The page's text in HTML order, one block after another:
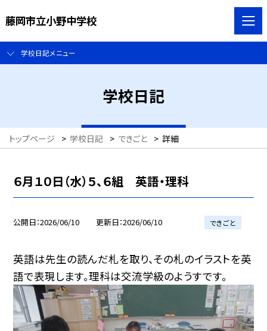
藤岡市立小野中学校
学校日記メニュー
学校日記
トップページ > 学校日記 > できごと > 詳細
６月１０日（水）５、６組 英語・理科
公開日 2026/06/10 更新日 2026/06/10 できごと
英語は先生の読んだ札を取り、その札のイラストを英
語で表現します。理科は交流学級のようすです。